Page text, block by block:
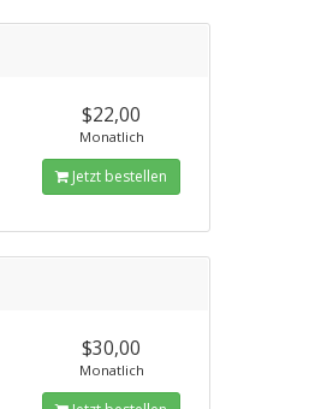
$22,00
Monatlich
Jetzt bestellen
$30,00
Monatlich